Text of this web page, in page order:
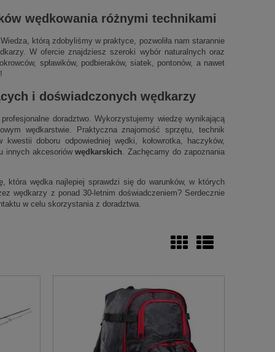
wędkowania różnymi technikami
którą zdobyliśmy w praktyce, pozwoliła nam starannie
W ofercie znajdziesz szeroki wybór naturalnych oraz
spławików, podbieraków, siatek, pontonów, a nawet
i doświadczonych wędkarzy
doradztwo. Wykorzystujemy wiedzę wynikającą
wędkarstwie. Praktyczna znajomość sprzętu, technik
doboru odpowiedniej wędki, kołowrotka, haczyków,
innych akcesoriówwędkarskich. Zachęcamy do zapoznania
która wędka najlepiej sprawdzi się do warunków, w których
wędkarzy z ponad 30-letnim doświadczeniem? Serdecznie
w celu skorzystania z doradztwa.